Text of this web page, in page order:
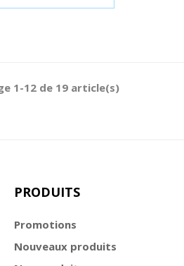
1-12 de 19 article(s)
PRODUITS
Promotions
Nouveaux produits